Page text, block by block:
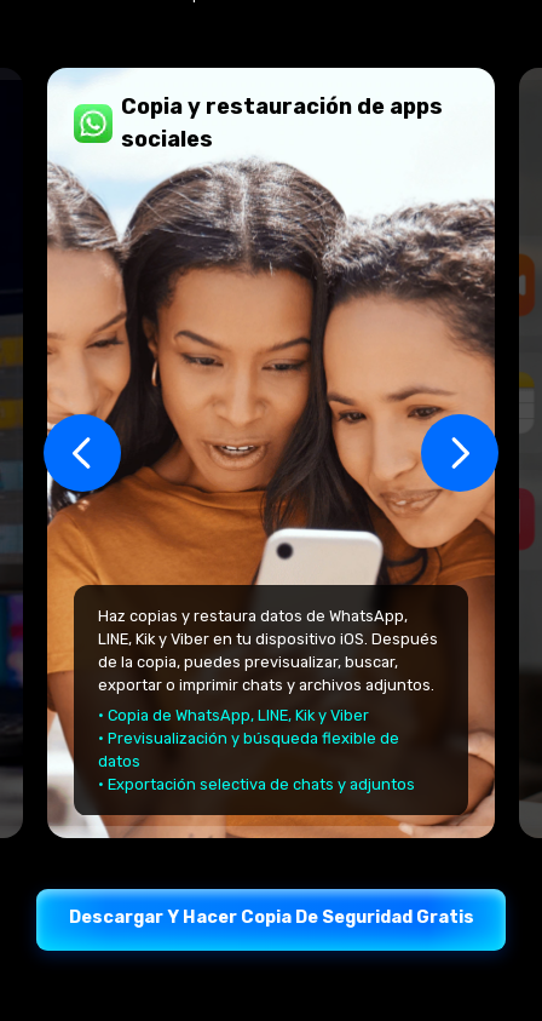
Copia y restauración de apps
sociales
LINE, Kik y Viber en tu dispositivo iOS. Después
de la copia, puedes previsualizar, buscar,
exportar o imprimir chats y archivos adjuntos.
· Previsualización y búsqueda flexible de
datos
· Exportación selectiva de chats y adjuntos
Descargar Y Hacer Copia De Seguridad Gratis